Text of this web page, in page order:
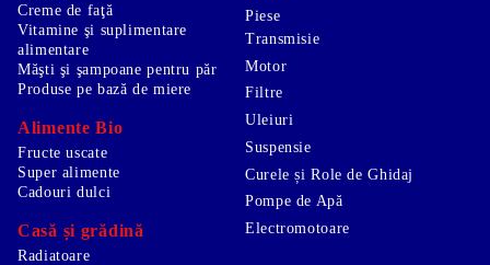
Creme de faţă
Vitamine şi suplimentare
alimentare
Măşti şi şampoane pentru păr
Produse pe bază de miere
Alimente Bio
Fructe uscate
Super alimente
Cadouri dulci
Casă și grădină
Piese
Transmisie
Motor
Filtre
Uleiuri
Suspensie
Curele și Role de Ghidaj
Pompe de Apă
Electromotoare
Radiatoare